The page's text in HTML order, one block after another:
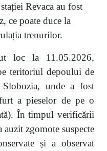
Revaca au fost
ce poate duce la
trenurilor.
loc la 11.05.2026,
teritoriul depoului de
unde a fost
a pieselor de pe o
În timpul verificării
zgomote suspecte
și a observat